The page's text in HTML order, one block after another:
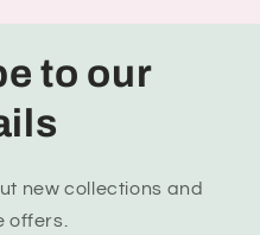
to our
new collections and
offers.